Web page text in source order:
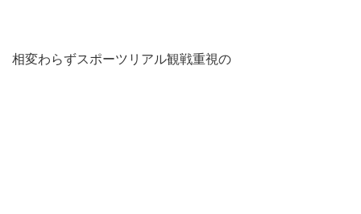
相変わらずスポーツリアル観戦重視の